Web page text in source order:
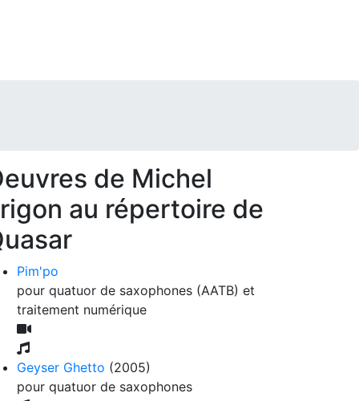
de Michel
au répertoire de
Pim'po
pour quatuor de saxophones (AATB) et
traitement numérique
Geyser Ghetto (2005)
pour quatuor de saxophones